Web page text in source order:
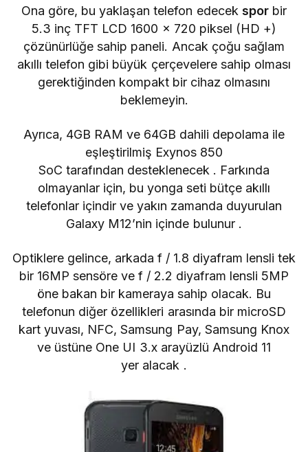
Ona göre, bu yaklaşan telefon edecek sporbir
5.3 inç TFT LCD 1600 x 720 piksel (HD +)
çözünürlüğe sahip paneli. Ancak çoğu sağlam
akıllı telefon gibi büyük çerçevelere sahip olması
gerektiğinden kompakt bir cihaz olmasını
beklemeyin.
Ayrıca, 4GB RAM ve 64GB dahili depolama ile
eşleştirilmiş Exynos 850
SoC tarafından desteklenecek . Farkında
olmayanlar için, bu yonga seti bütçe akıllı
telefonlar içindir ve yakın zamanda duyurulan
Galaxy M12’nin içinde bulunur .
Optiklere gelince, arkada f / 1.8 diyafram lensli tek
bir 16MP sensöre ve f / 2.2 diyafram lensli 5MP
öne bakan bir kameraya sahip olacak. Bu
telefonun diğer özellikleri arasında bir microSD
kart yuvası, NFC, Samsung Pay, Samsung Knox
ve üstüne One UI 3.x arayüzlü Android 11
yer alacak .